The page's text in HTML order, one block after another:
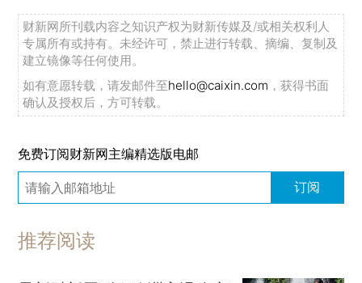
财新网所刊载内容之知识产权为财新传媒及/或相关权利人
专属所有或持有。未经许可，禁止进行转载、摘编、复制及
建立镜像等任何使用。
如有意愿转载，请发邮件至hello@caixin.com ，获得书面
确认及授权后，方可转载。
免费订阅财新网主编精选版电邮
订阅
推荐阅读